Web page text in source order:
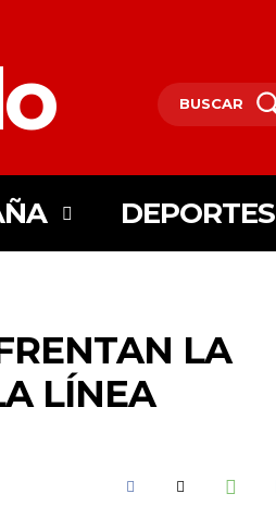
BUSCAR
DEPORTES
LA
LÍNEA